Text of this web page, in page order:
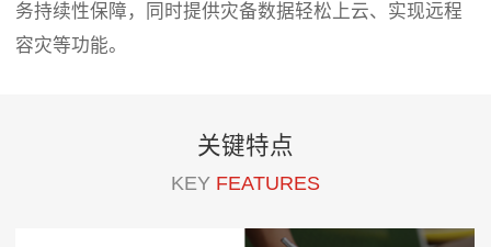
务持续性保障，同时提供灾备数据轻松上云、实现远程
容灾等功能。
关键特点
KEY FEATURES